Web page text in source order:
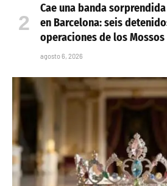
Cae una banda
en Barcelona: seis
operaciones de los Mossos
agosto 6, 2026